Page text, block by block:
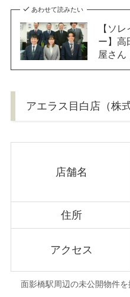
あわせて読みたい
【ソ
ー】高
屋さん
アエラス目白店（株
店舗名
住所
アクセス
面影橋駅周辺の未公開物件